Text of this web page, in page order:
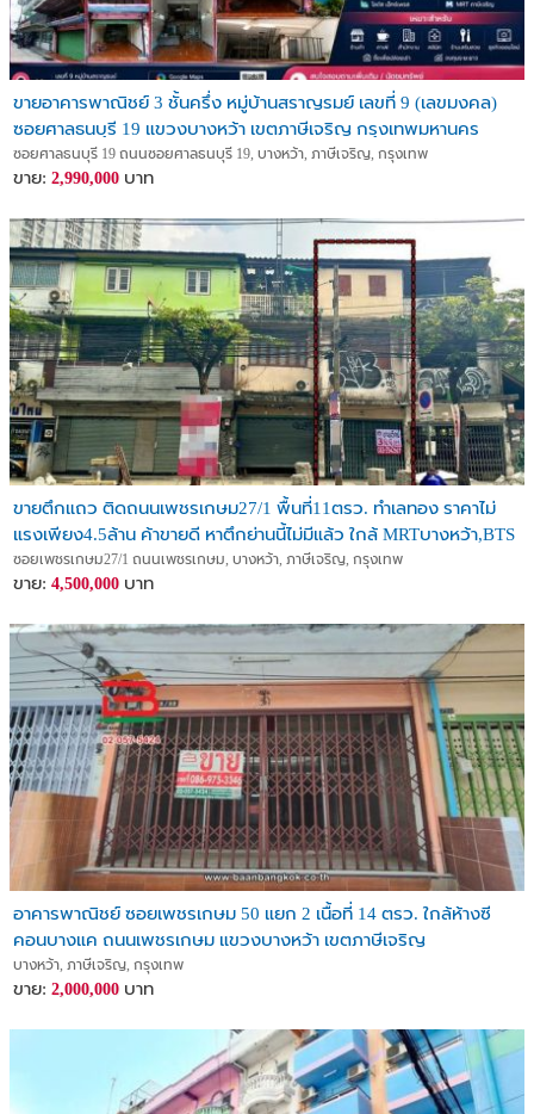
ขายอาคารพาณิชย์ 3 ชั้นครึ่ง หมู่บ้านสราญรมย์ เลขที่ 9 (เลขมงคล)
ซอยศาลธนบุรี 19 แขวงบางหว้า เขตภาษีเจริญ กรุงเทพมหานคร
ซอยศาลธนบุรี 19 ถนนซอยศาลธนบุรี 19, บางหว้า, ภาษีเจริญ, กรุงเทพ
ขาย: 2,990,000 บาท
ขายตึกแถว ติดถนนเพชรเกษม27/1 พื้นที่11ตรว. ทำเลทอง ราคาไม่
แรงเพียง4.5ล้าน ค้าขายดี หาตึกย่านนี้ไม่มีแล้ว ใกล้ MRTบางหว้า,BTS
บางหว้า
ซอยเพชรเกษม27/1 ถนนเพชรเกษม, บางหว้า, ภาษีเจริญ, กรุงเทพ
ขาย: 4,500,000 บาท
อาคารพาณิชย์ ซอยเพชรเกษม 50 แยก 2 เนื้อที่ 14 ตรว. ใกล้ห้างซี
คอนบางแค ถนนเพชรเกษม แขวงบางหว้า เขตภาษีเจริญ
บางหว้า, ภาษีเจริญ, กรุงเทพ
ขาย: 2,000,000 บาท